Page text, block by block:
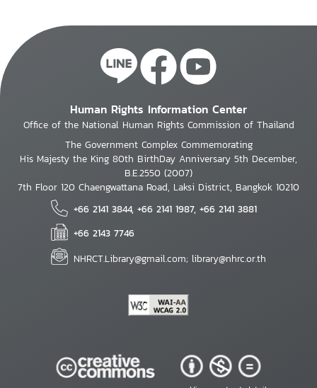
Human Rights Information Center
Office of the National Human Rights Commission of Thailand
The Government Complex Commemorating
His Majesty the King 80th BirthDay Anniversary 5th December,
B.E.2550 (2007)
7th Floor 120 Chaengwattana Road, Laksi District, Bangkok 10210
+66 2141 3844, +66 2141 1987, +66 2141 3881
+66 2143 7746
NHRCT.Library@gmail.com; library@nhrc.or.th